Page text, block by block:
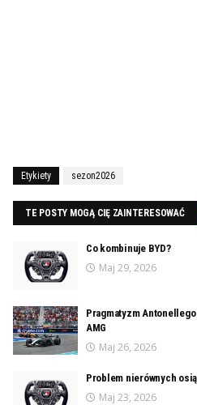
Etykiety sezon2026
TE POSTY MOGĄ CIĘ ZAINTERESOWAĆ
Co kombinuje BYD?
Maj 29, 2026
Pragmatyzm
AMG
Maj 26, 2026
Problem nierównych
Maj 23, 2026